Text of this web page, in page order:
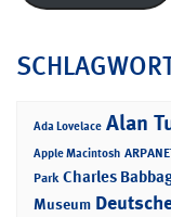
Ada Lovelace Alan
Apple Macintosh
Park Charles
Museum